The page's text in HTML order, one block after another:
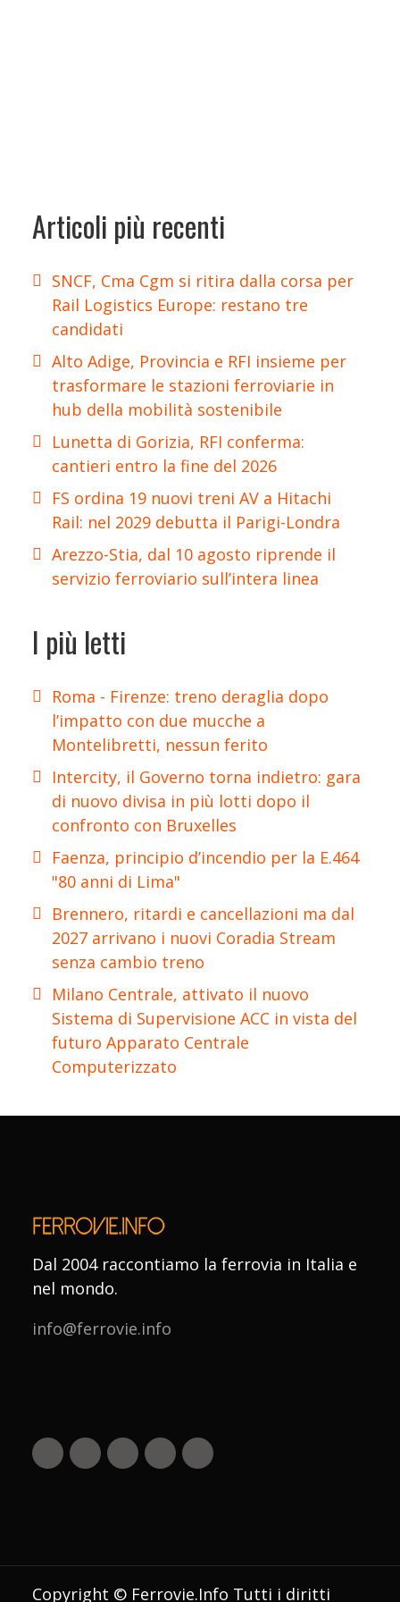
Articoli più recenti
SNCF, Cma Cgm si ritira dalla corsa per
Rail Logistics Europe: restano tre
candidati
Alto Adige, Provincia e RFI insieme per
trasformare le stazioni ferroviarie in
hub della mobilità sostenibile
Lunetta di Gorizia, RFI conferma:
cantieri entro la fine del 2026
FS ordina 19 nuovi treni AV a Hitachi
Rail: nel 2029 debutta il Parigi-Londra
Arezzo-Stia, dal 10 agosto riprende il
servizio ferroviario sull’intera linea
I più letti
Roma - Firenze: treno deraglia dopo
l’impatto con due mucche a
Montelibretti, nessun ferito
Intercity, il Governo torna indietro: gara
di nuovo divisa in più lotti dopo il
confronto con Bruxelles
Faenza, principio d’incendio per la E.464
"80 anni di Lima"
Brennero, ritardi e cancellazioni ma dal
2027 arrivano i nuovi Coradia Stream
senza cambio treno
Milano Centrale, attivato il nuovo
Sistema di Supervisione ACC in vista del
futuro Apparato Centrale
Computerizzato
Dal 2004 raccontiamo la ferrovia in Italia e
nel mondo.
info@ferrovie.info
Copyright © Ferrovie.Info Tutti i diritti